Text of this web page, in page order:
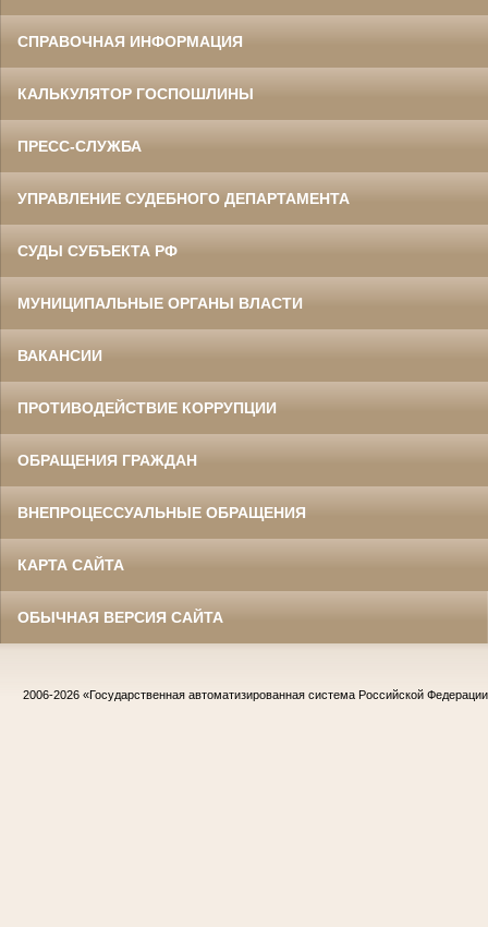
СПРАВОЧНАЯ ИНФОРМАЦИЯ
КАЛЬКУЛЯТОР ГОСПОШЛИНЫ
ПРЕСС-СЛУЖБА
УПРАВЛЕНИЕ СУДЕБНОГО ДЕПАРТАМЕНТА
СУДЫ СУБЪЕКТА РФ
МУНИЦИПАЛЬНЫЕ ОРГАНЫ ВЛАСТИ
ВАКАНСИИ
ПРОТИВОДЕЙСТВИЕ КОРРУПЦИИ
ОБРАЩЕНИЯ ГРАЖДАН
ВНЕПРОЦЕССУАЛЬНЫЕ ОБРАЩЕНИЯ
КАРТА САЙТА
ОБЫЧНАЯ ВЕРСИЯ САЙТА
2006-2026 «Государственная автоматизированная система Российской